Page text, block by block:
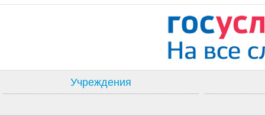
Учреждения